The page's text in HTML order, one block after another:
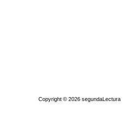
Copyright © 2026 segundaLectura